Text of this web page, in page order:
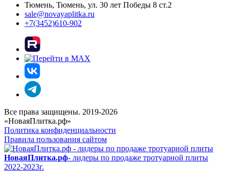
Тюмень, Тюмень, ул. 30 лет Победы 8 ст.2
sale@novayaplitka.ru
+7(3452)610-902
Все права защищены. 2019-2026
«НоваяПлитка.рф»
Политика конфиденциальности
Правила пользования сайтом
НоваяПлитка.рф- лидеры по продаже тротуарной плиты
2022-2023г.